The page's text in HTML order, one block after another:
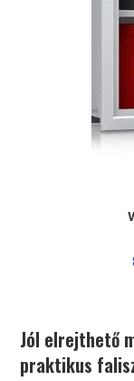
Jól elrejthető
praktikus